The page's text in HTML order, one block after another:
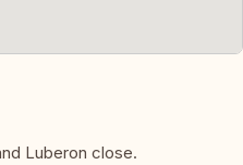
Luberon close.